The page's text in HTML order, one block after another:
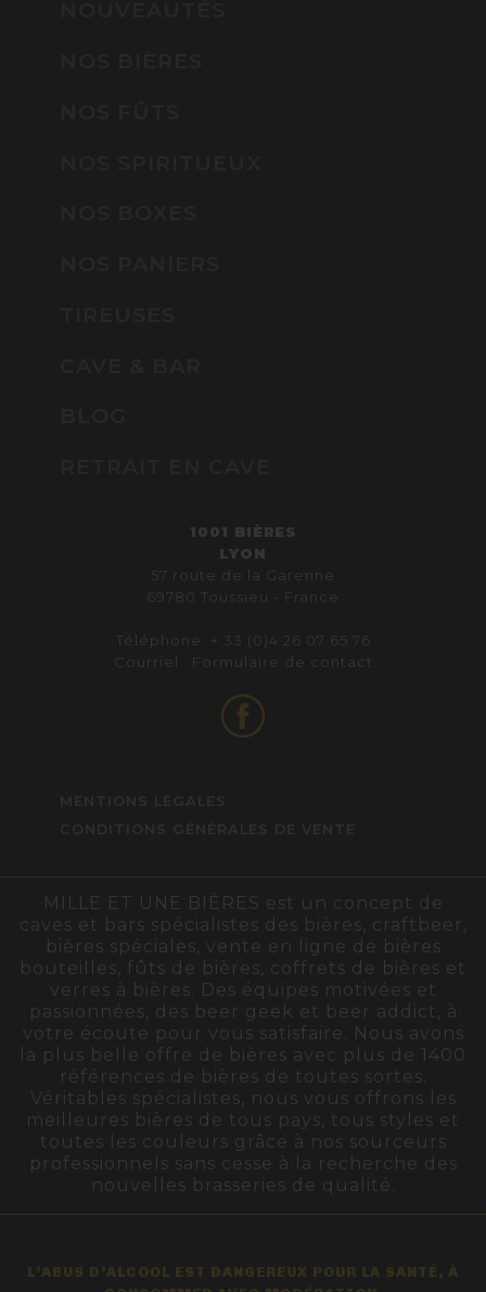
1001 BIÈRES
LYON
57 route de la Garenne
69780 Toussieu - France
Téléphone: + 33 (0)4 26 07 65 76
Courriel : Formulaire de contact
MILLE ET UNE BIÈRES est un concept de
caves et bars spécialistes des bières, craftbeer,
bières spéciales, vente en ligne de bières
bouteilles, fûts de bières, coffrets de bières et
verres à bières. Des équipes motivées et
passionnées, des beer geek et beer addict, à
votre écoute pour vous satisfaire. Nous avons
la plus belle offre de bières avec plus de 1400
références de bières de toutes sortes.
Véritables spécialistes, nous vous offrons les
meilleures bières de tous pays, tous styles et
toutes les couleurs grâce à nos sourceurs
professionnels sans cesse à la recherche des
nouvelles brasseries de qualité.
L’ABUS D’ALCOOL EST DANGEREUX POUR LA SANTÉ, À